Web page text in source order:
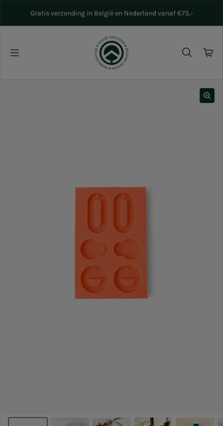
Gratis verzending in België en Nederland vanaf €75,-